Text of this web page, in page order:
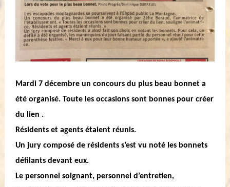
Mardi 7 décembre un concours du plus beau bonnet a
été organisé. Toute les occasions sont bonnes pour créer
du lien .
Résidents et agents étaient réunis.
Un jury composé de résidents s’est vu noté les bonnets
défilants devant eux.
Le personnel soignant, personnel d’entretien,